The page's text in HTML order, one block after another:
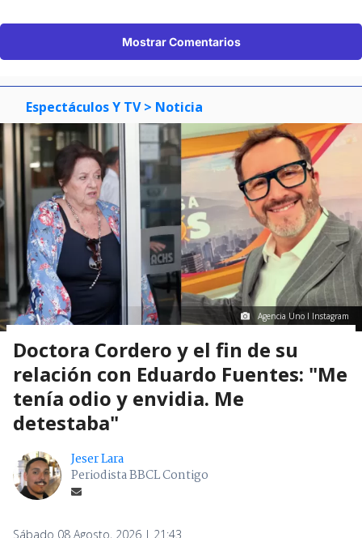
Mostrar Comentarios
Espectáculos Y TV > Noticia
Agencia Uno I Instagram
Doctora Cordero y el fin de su
relación con Eduardo Fuentes: "Me
tenía odio y envidia. Me
detestaba"
Jeser Lara
Periodista BBCL Contigo
Sábado 08 Agosto, 2026 | 21:43